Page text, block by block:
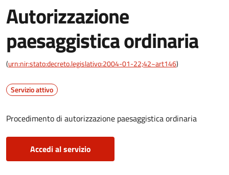
Autorizzazione
paesaggistica ordinaria
(urn:nir:stato:decreto.legislativo:2004-01-22;42~art146)
Servizio attivo
Procedimento di autorizzazione paesaggistica ordinaria
Accedi al servizio